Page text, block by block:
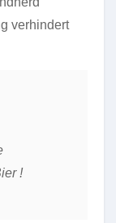
verhindert
!